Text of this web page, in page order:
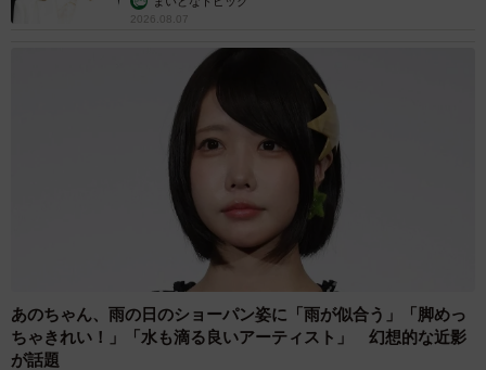
2026.08.07
あのちゃん、雨の日のショーパン姿に「雨が似合う」「脚めっ
ちゃきれい！」「水も滴る良いアーティスト」 幻想的な近影
が話題